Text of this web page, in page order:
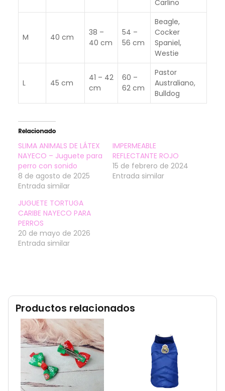
Productos relacionados
Carlino
M 40 cm
38 –
40 cm
54 –
56 cm
Beagle,
Cocker
Spaniel,
Westie
L 45 cm
41 – 42
cm
60 –
62 cm
Pastor
Australiano,
Bulldog
Relacionado
SLIMA ANIMALS DE LÁTEX
NAYECO – Juguete para
perro con sonido
8 de agosto de 2025
Entrada similar
IMPERMEABLE
REFLECTANTE ROJO
15 de febrero de 2024
Entrada similar
JUGUETE TORTUGA
CARIBE NAYECO PARA
PERROS
20 de mayo de 2026
Entrada similar